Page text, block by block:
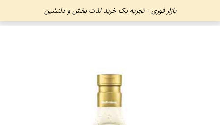
بازار فوری - تجربه یک خرید لذت بخش و دلنشین